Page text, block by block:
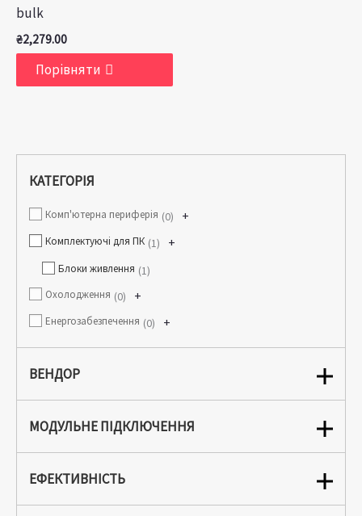
КАТЕГОРІЯ
Комп'ютерна периферія +
0
Комплектуючі для ПК +
1
Блоки живлення 1
Охолодження +
0
Енергозабезпечення +
0
ВЕНДОР
МОДУЛЬНЕ ПІДКЛЮЧЕННЯ
ЕФЕКТИВНІСТЬ
bulk
₴2,279.00
Порівняти